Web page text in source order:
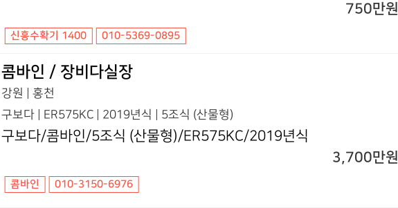
750만원
신흥수확기 1400 010-5369-0895
콤바인 / 장비다실장
강원 | 홍천
구보다 | ER575KC | 2019년식 | 5조식 (산물형)
구보다/콤바인/5조식 (산물형)/ER575KC/2019년식
3,700만원
콤바인 010-3150-6976